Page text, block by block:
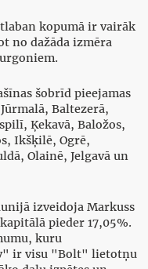
kopumā ir vairāk
no dažāda izmēra
šobrīd pieejamas
Baltezerā,
Ķekavā, Baložos,
Ikšķilē, Ogrē,
Olainē, Jelgavā un
izveidoja Markuss
pieder 17,05%.
kuru
ir visu "Bolt" lietotņu